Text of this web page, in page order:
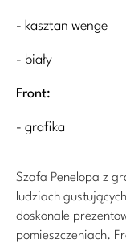
- kasztan wenge
- biały
Front:
- grafika
Szafa Penelopa z
ludziach
doskonale
pomieszczeniach.